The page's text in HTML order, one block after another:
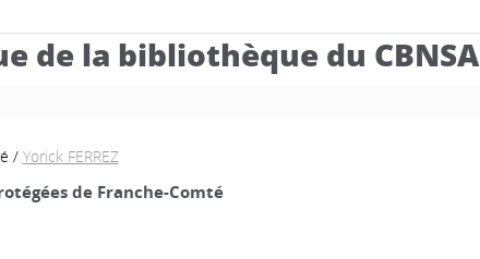
de la bibliothèque du CBNSA
/ Yorick FERREZ
de Franche-Comté